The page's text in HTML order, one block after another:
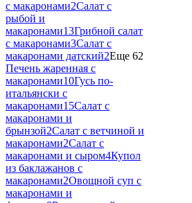
с макаронами2Салат с
рыбой и
макаронами13Грибной салат
с макаронами3Салат с
макаронами датский2Еще 62
Печень жаренная с
макаронами10Гусь по-
итальянски с
макаронами15Салат с
макаронами и
брынзой2Салат с ветчиной и
макаронами2Салат с
макаронами и сыром4Купол
из баклажанов с
макаронами2Овощной суп с
макаронами и